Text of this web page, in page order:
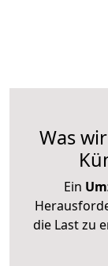
Was
Ein
die Last zu